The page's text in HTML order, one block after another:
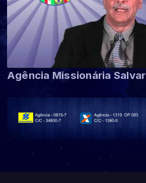
Agência Missionária Salvar